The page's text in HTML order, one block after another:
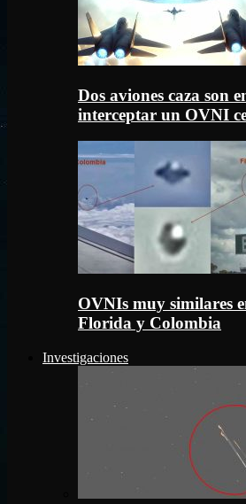
Dos aviones caza son
interceptar un OVNI
OVNIs muy similares
Florida y Colombia
Investigaciones